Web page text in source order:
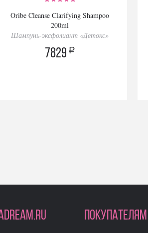
Oribe Cleanse Clarifying Shampoo
200ml
Шампунь-эксфолиант «Детокс»
7829 a
ПОКУПАТЕЛЯМ